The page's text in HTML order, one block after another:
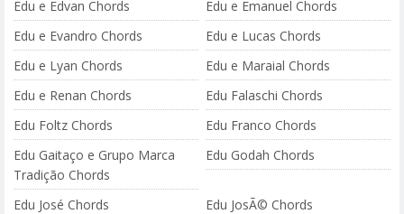
Edu e Edvan Chords
Edu e Emanuel Chords
Edu e Evandro Chords
Edu e Lucas Chords
Edu e Lyan Chords
Edu e Maraial Chords
Edu e Renan Chords
Edu Falaschi Chords
Edu Foltz Chords
Edu Franco Chords
Edu Gaitaço e Grupo Marca
Tradição Chords
Edu Godah Chords
Edu José Chords
Edu JosÃ© Chords